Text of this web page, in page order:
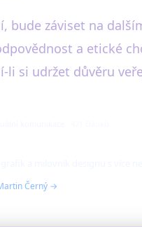
bude záviset na
a etické
li si udržet důvěru
Černý →